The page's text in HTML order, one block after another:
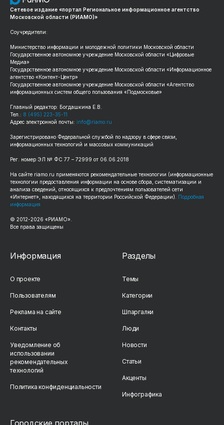
Сетевое издание «портал Региональное информационное агентство
Московской области (РИАМО)»
Соучредители:
Министерство информации и молодежной политики Московской области
Государственное автономное учреждение Московской области «Цифровые
Медиа»
Государственное автономное учреждение Московской области «Информационное
агентство «Контент-Центр»
Государственное автономное учреждение Московской области «Агентство
информационных систем общего пользования «Подмосковье»
Главный редактор: Богдашкина Е.В.
Тел.: 8 (495) 223-35-11
Адрес электронной почты: info@riamo.ru
Зарегистрировано Федеральной службой по надзору в сфере связи,
информационных технологий и массовых коммуникаций
Рег. номер ЭЛ № ФС 77 – 72999 от 06.06.2018
На сайте riamo.ru применяются рекомендательные технологии (информационные
технологии предоставления информации на основе сбора, систематизации и
анализа сведений, относящихся к предпочтениям пользователей сети
«Интернет», находящихся на территории Российской Федерации). Подробная
информация
© 2012-2026 «РИАМО».
Все права защищены
Информация
О проекте
Пользователям
Реклама на сайте
Контакты
Уведомление об
использовании
рекомендательных
технологий
Политика конфиденциальности
Разделы
Темы
Категории
Шпаргалки
Люди
Новости
Статьи
Акценты
Инфографика